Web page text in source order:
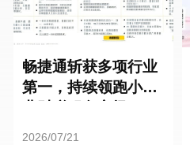
畅捷通斩获多项行业
第一，持续领跑小微
2026/07/21